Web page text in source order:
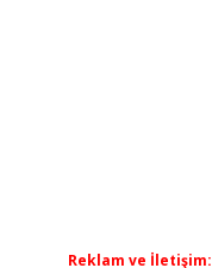
Reklam ve İletişim: